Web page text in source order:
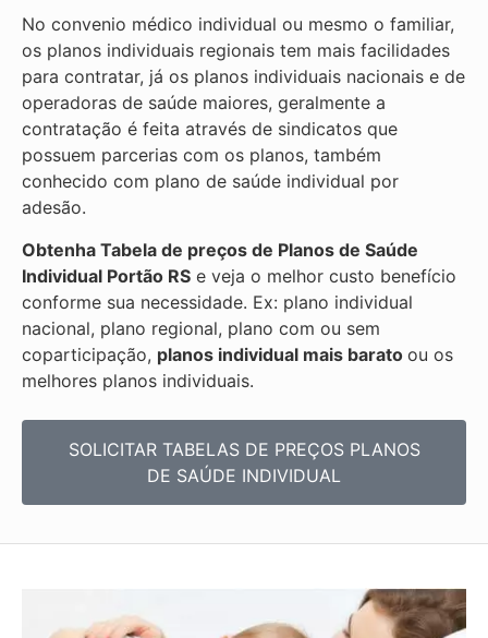
No convenio médico individual ou mesmo o familiar,
os planos individuais regionais tem mais facilidades
para contratar, já os planos individuais nacionais e de
operadoras de saúde maiores, geralmente a
contratação é feita através de sindicatos que
possuem parcerias com os planos, também
conhecido com plano de saúde individual por
adesão.
Obtenha Tabela de preços de Planos de Saúde
Individual Portão RS e veja o melhor custo benefício
conforme sua necessidade. Ex: plano individual
nacional, plano regional, plano com ou sem
coparticipação, planos individual mais barato ou os
melhores planos individuais.
SOLICITAR TABELAS DE PREÇOS PLANOS
DE SAÚDE INDIVIDUAL